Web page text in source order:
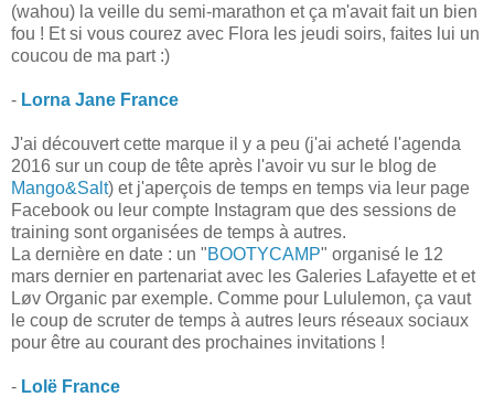
(wahou) la veille du semi-marathon et ça m'avait fait un bien
fou ! Et si vous courez avec Flora les jeudi soirs, faites lui un
coucou de ma part :)
- Lorna Jane France
J'ai découvert cette marque il y a peu (j'ai acheté l'agenda
2016 sur un coup de tête après l'avoir vu sur le blog de
Mango&Salt) et j'aperçois de temps en temps via leur page
Facebook ou leur compte Instagram que des sessions de
training sont organisées de temps à autres.
La dernière en date : un "BOOTYCAMP" organisé le 12
mars dernier en partenariat avec les Galeries Lafayette et et
Løv Organic par exemple. Comme pour Lululemon, ça vaut
le coup de scruter de temps à autres leurs réseaux sociaux
pour être au courant des prochaines invitations !
- Lolë France